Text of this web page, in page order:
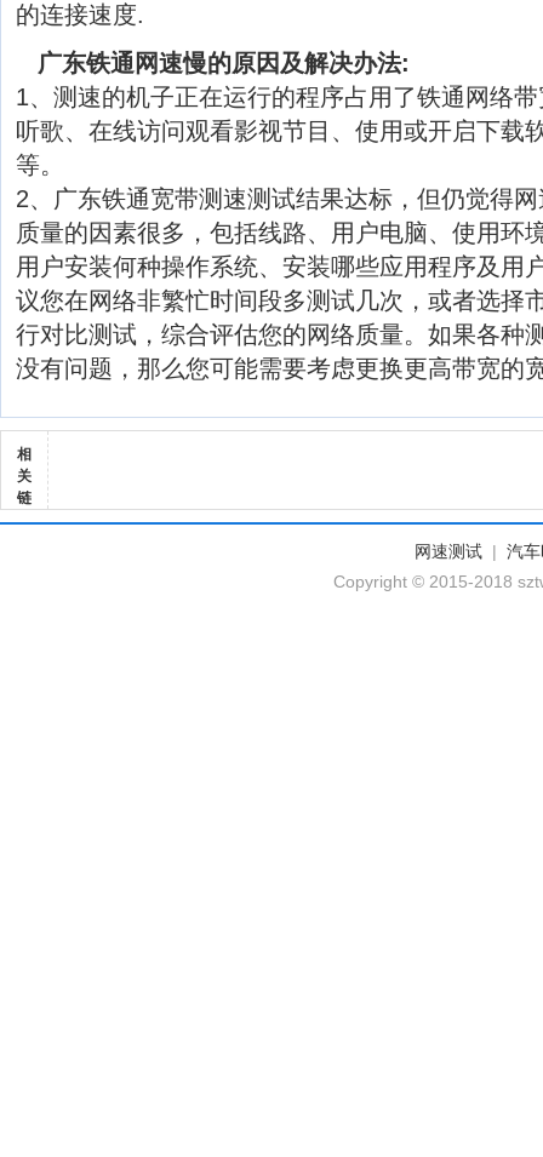
的连接速度.
广东铁通网速慢的原因及解决办法:
1、测速的机子正在运行的程序占用了铁通网络
听歌、在线访问观看影视节目、使用或开启下载
等。
2、广东铁通宽带测速测试结果达标，但仍觉得
质量的因素很多，包括线路、用户电脑、使用环
用户安装何种操作系统、安装哪些应用程序及用
议您在网络非繁忙时间段多测试几次，或者选择
行对比测试，综合评估您的网络质量。如果各种
没有问题，那么您可能需要考虑更换更高带宽的
相
关
链
网速测试 | 汽
Copyright © 2015-2018